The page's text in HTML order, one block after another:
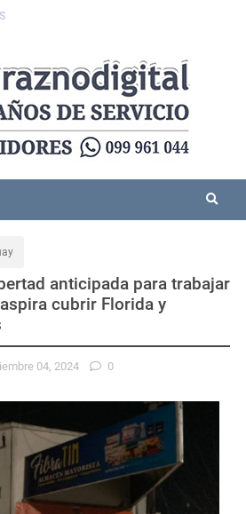
anticipada para trabajar
cubrir Florida y
04, 2024 0